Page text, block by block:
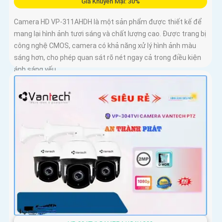
Camera HD VP-311AHDH là một sản phẩm được thiết kế để
mang lại hình ảnh tươi sáng và chất lượng cao. Được trang bị
công nghệ CMOS, camera có khả năng xử lý hình ảnh màu
sáng hơn, cho phép quan sát rõ nét ngay cả trong điều kiện
ánh sáng yếu